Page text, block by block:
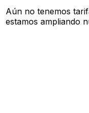
Aún no tenemos
estamos ampliando